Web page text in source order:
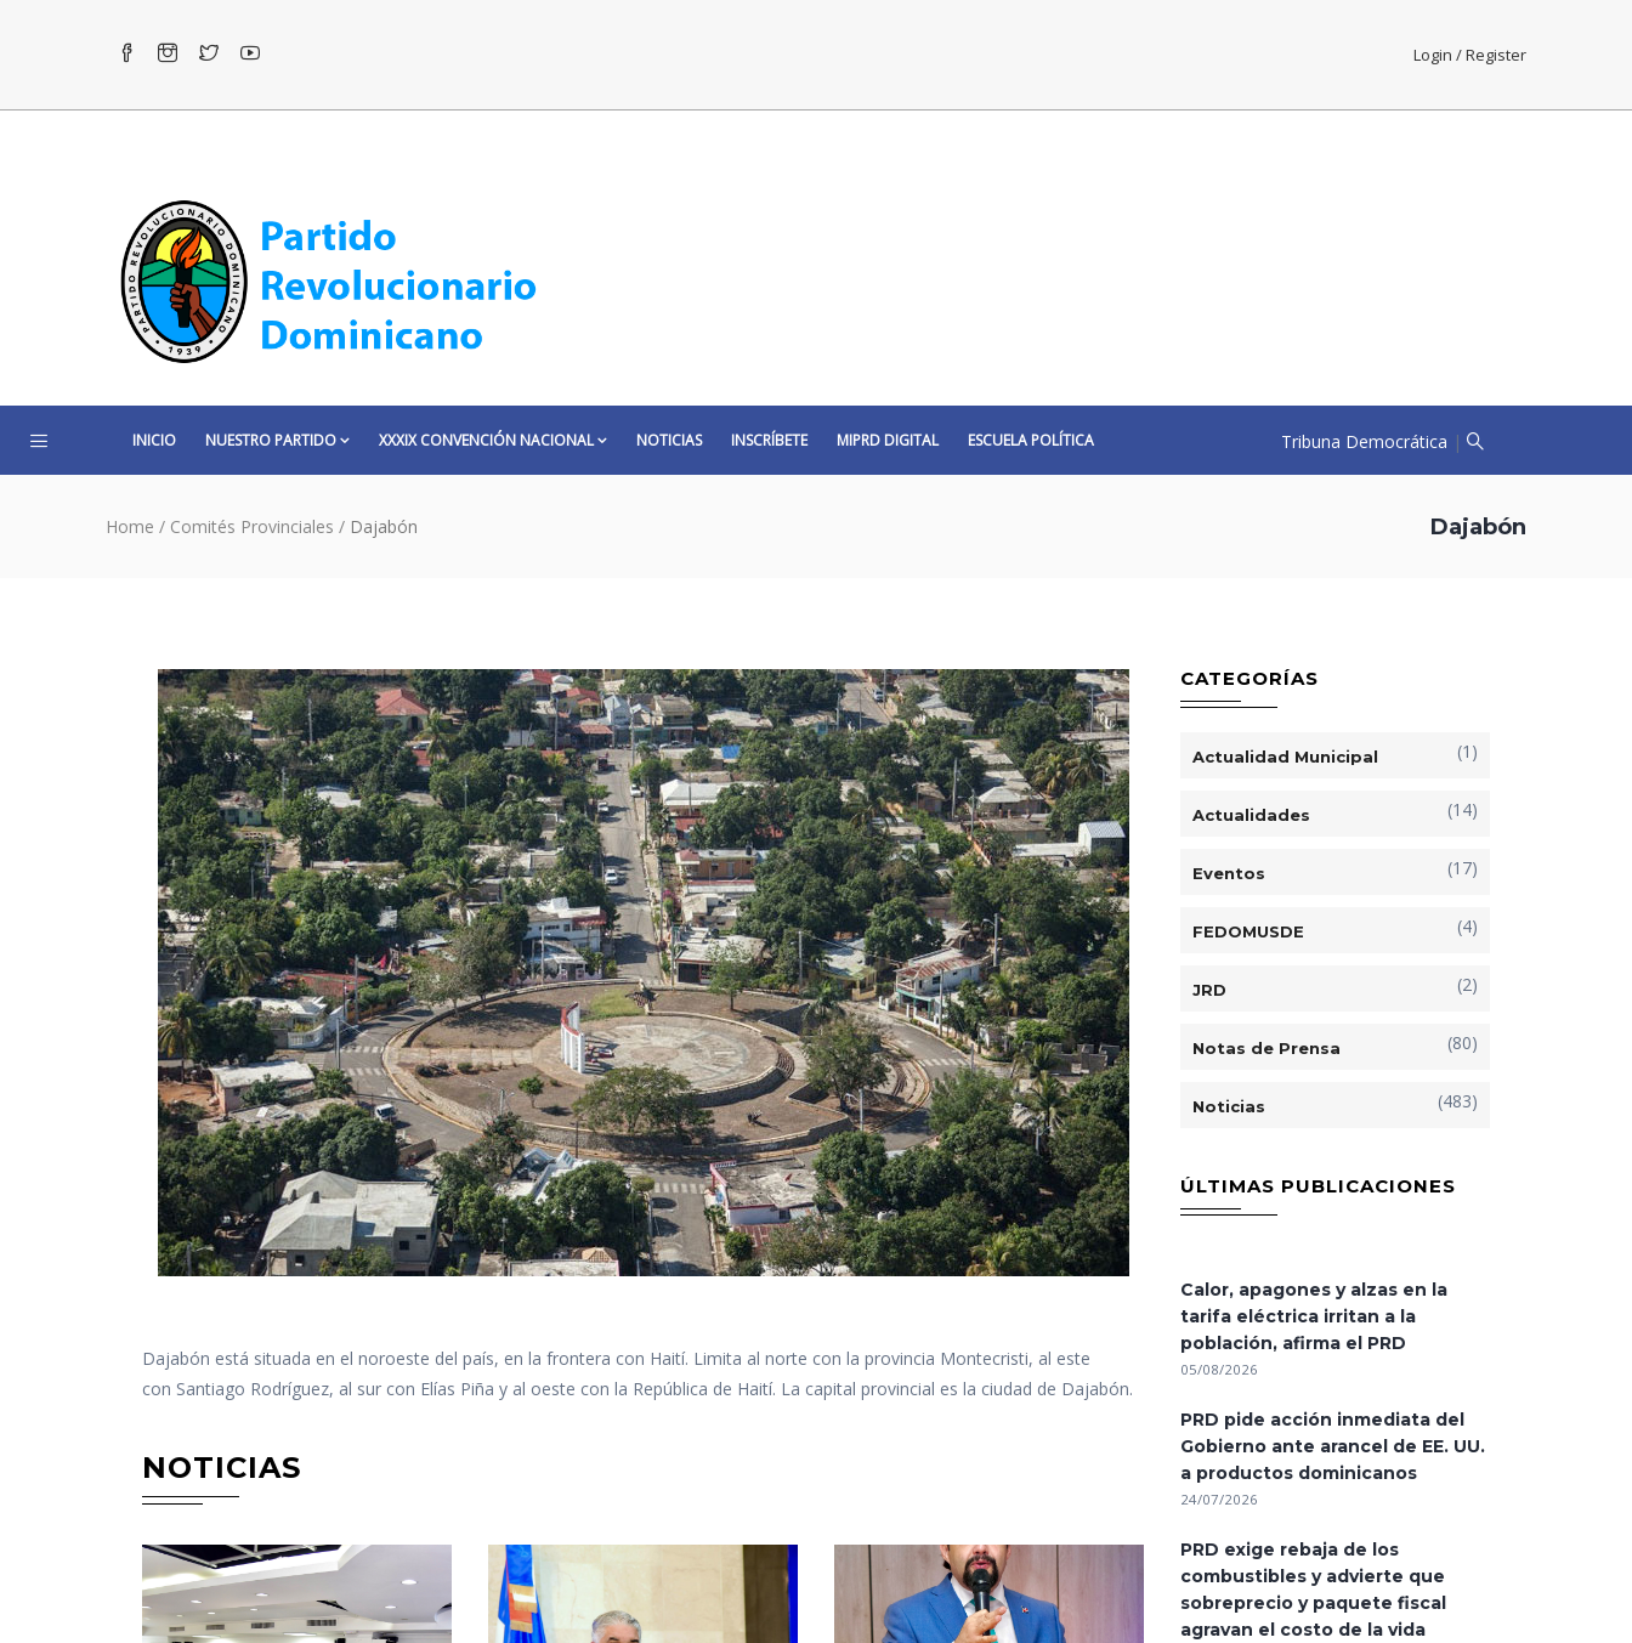
Login / Register
INICIO NUESTRO PARTIDO XXXIX CONVENCIÓN NACIONAL NOTICIAS INSCRÍBETE MIPRD DIGITAL ESCUELA POLÍTICA Tribuna Democrática |
Dajabón
Home / Comités Provinciales / Dajabón
Dajabón está situada en el noroeste del país, en la frontera con Haití. Limita al norte con la provincia Montecristi, al este
con Santiago Rodríguez, al sur con Elías Piña y al oeste con la República de Haití. La capital provincial es la ciudad de Dajabón.
NOTICIAS
CATEGORÍAS
Actualidad Municipal (1)
Actualidades (14)
Eventos (17)
FEDOMUSDE (4)
JRD (2)
Notas de Prensa (80)
Noticias (483)
ÚLTIMAS PUBLICACIONES
Calor, apagones y alzas en la
tarifa eléctrica irritan a la
población, afirma el PRD
05/08/2026
PRD pide acción inmediata del
Gobierno ante arancel de EE. UU.
a productos dominicanos
24/07/2026
PRD exige rebaja de los
combustibles y advierte que
sobreprecio y paquete fiscal
agravan el costo de la vida